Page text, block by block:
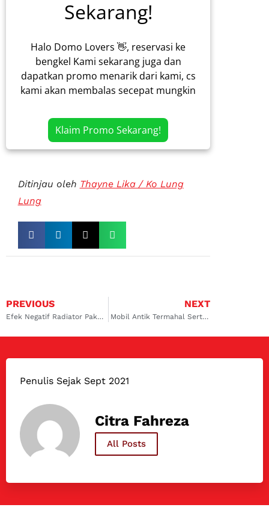
Sekarang!
Halo Domo Lovers 👋, reservasi ke
bengkel Kami sekarang juga dan
dapatkan promo menarik dari kami, cs
kami akan membalas secepat mungkin
Klaim Promo Sekarang!
Ditinjau oleh Thayne Lika / Ko Lung
Lung
PREVIOUS
Efek Negatif Radiator Pakai Air Biasa
NEXT
Mobil Antik Termahal Serta Harganya yang Fantastis
Penulis Sejak Sept 2021
Citra Fahreza
All Posts